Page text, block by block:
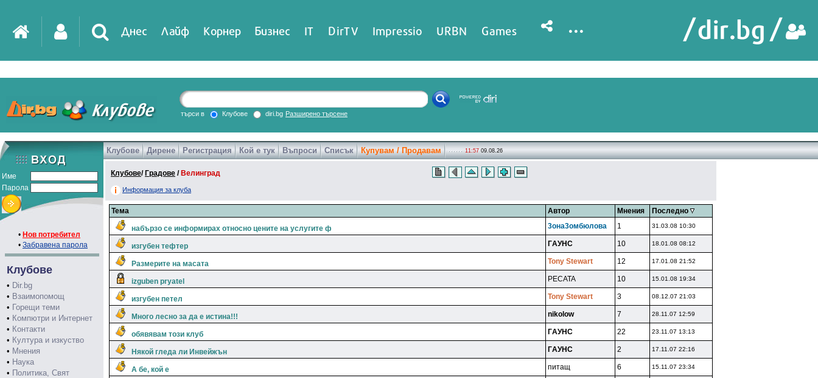
Днес Лайф Корнер Бизнес IT DirTV Impressio URBN Games ...
търси в Клубове diri.bg Разширено търсене
Име
Парола
• Нов потребител
• Забравена парола
Клубове
• Dir.bg
• Взаимопомощ
• Горещи теми
• Компютри и Интернет
• Контакти
• Култура и изкуство
• Мнения
• Наука
• Политика, Свят
Клубове Дирене Регистрация Кой е тук Въпроси Списък Купувам / Продавам 11:57 09.08.26
Клубове/ Градове / Велинград
Информация за клуба
Тема Автор Мнения Последно
набързо се информирах относно цените на услугите ф 3oнa3oмбюлoвa 1 31.03.08 10:30
изгубен тефтер ГAУHC 10 18.01.08 08:12
Размерите на масата Tony Stewart 12 17.01.08 21:52
izguben pryatel PECATA 10 15.01.08 19:34
изгубен петел Tony Stewart 3 08.12.07 21:03
Много лесно за да е истина!!! nikolow 7 28.11.07 12:59
обявявам този клуб ГAУHC 22 23.11.07 13:13
Някой гледа ли Инвейжън ГAУHC 2 17.11.07 22:16
А бе, кой е питaщ 6 15.11.07 23:34